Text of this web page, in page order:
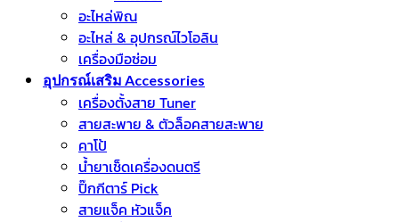
อะไหล่พิณ
อะไหล่ & อุปกรณ์ไวโอลิน
เครื่องมือซ่อม
อุปกรณ์เสริม Accessories
เครื่องตั้งสาย Tuner
สายสะพาย & ตัวล็อคสายสะพาย
คาโป้
น้ำยาเช็ดเครื่องดนตรี
ปิ๊กกีตาร์ Pick
สายแจ็ค หัวแจ็ค